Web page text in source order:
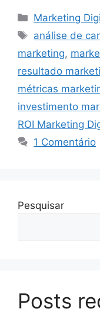
Categorias
Marketing
Tags
análise de
marketing,
resultado
métricas
investimento
ROI Marketing
1 Comentário
Pesquisar
Posts